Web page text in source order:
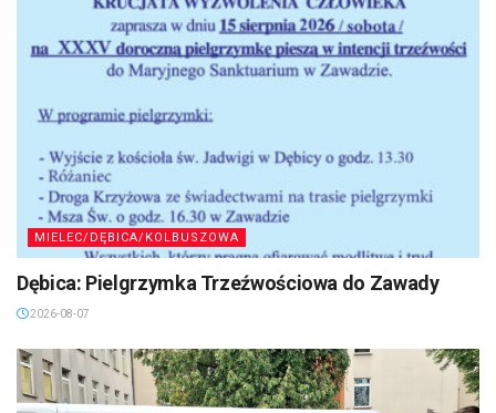
MIELEC/DĘBICA/KOLBUSZOWA
Dębica: Pielgrzymka Trzeźwościowa do Zawady
2026-08-07